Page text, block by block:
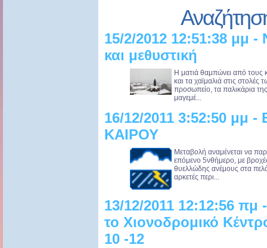
15/2/2012 12:51:38 μμ
και μεθυστική
Η ματιά θαμπώνει από τους
και τα χαϊμαλιά στις
προσωπείο, τα παλικάρια
μαγεμέ...
16/12/2011 3:52:50 μμ
ΚΑΙΡΟΥ
Μεταβολή αναμένεται να
επόμενο 5νθήμερο, με
θυελλώδης ανέμους στα
αρκετές περι...
13/12/2011 12:12:56 πμ
το Χιονοδρομικό
10 -12